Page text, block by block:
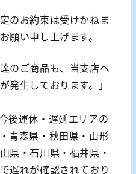
のお約束は受けかねま
願い申し上げます。
のご商品も、当支店へ
発生しております。」
後運休・遅延エリアの
青森県・秋田県・山形
県・石川県・福井県・
遅れが確認されており